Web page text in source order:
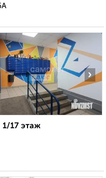
›
1/17 этаж